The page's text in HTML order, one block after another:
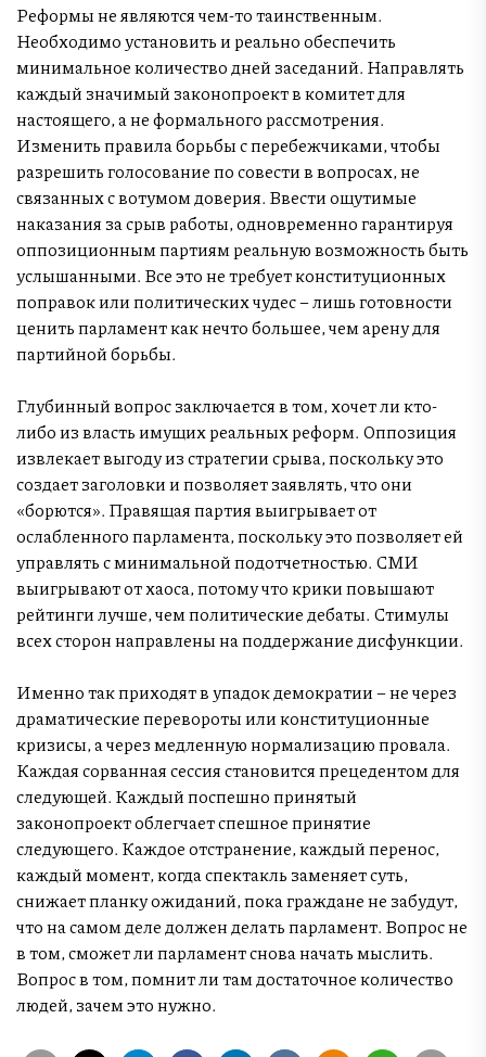
Реформы не являются чем-то таинственным.
Необходимо установить и реально обеспечить
минимальное количество дней заседаний. Направлять
каждый значимый законопроект в комитет для
настоящего, а не формального рассмотрения.
Изменить правила борьбы с перебежчиками, чтобы
разрешить голосование по совести в вопросах, не
связанных с вотумом доверия. Ввести ощутимые
наказания за срыв работы, одновременно гарантируя
оппозиционным партиям реальную возможность быть
услышанными. Все это не требует конституционных
поправок или политических чудес – лишь готовности
ценить парламент как нечто большее, чем арену для
партийной борьбы.
Глубинный вопрос заключается в том, хочет ли кто-
либо из власть имущих реальных реформ. Оппозиция
извлекает выгоду из стратегии срыва, поскольку это
создает заголовки и позволяет заявлять, что они
«борются». Правящая партия выигрывает от
ослабленного парламента, поскольку это позволяет ей
управлять с минимальной подотчетностью. СМИ
выигрывают от хаоса, потому что крики повышают
рейтинги лучше, чем политические дебаты. Стимулы
всех сторон направлены на поддержание дисфункции.
Именно так приходят в упадок демократии – не через
драматические перевороты или конституционные
кризисы, а через медленную нормализацию провала.
Каждая сорванная сессия становится прецедентом для
следующей. Каждый поспешно принятый
законопроект облегчает спешное принятие
следующего. Каждое отстранение, каждый перенос,
каждый момент, когда спектакль заменяет суть,
снижает планку ожиданий, пока граждане не забудут,
что на самом деле должен делать парламент. Вопрос не
в том, сможет ли парламент снова начать мыслить.
Вопрос в том, помнит ли там достаточное количество
людей, зачем это нужно.